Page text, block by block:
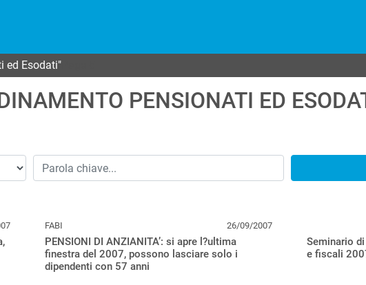
ed Esodati"
PENSIONATI ED
FABI 26/09/2007
PENSIONI DI ANZIANITA’: si apre l?ultima
finestra del 2007, possono lasciare solo i
dipendenti con 57 anni
Seminario
e fiscali